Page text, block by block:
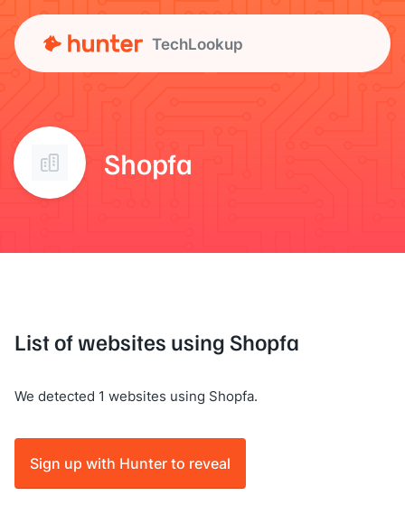
TechLookup
Shopfa
List of websites using Shopfa
We detected 1 websites using Shopfa.
Sign up with Hunter to reveal